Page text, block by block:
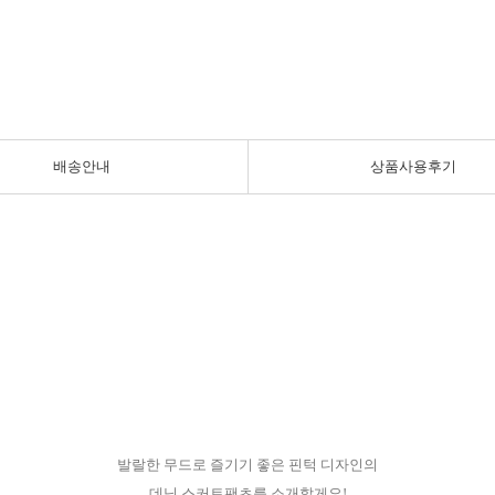
배송안내 상품사용후기
발랄한 무드로 즐기기 좋은 핀턱 디자인의